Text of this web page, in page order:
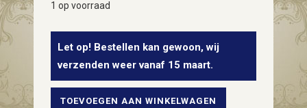
1 op voorraad
Let op! Bestellen kan gewoon, wij
verzenden weer vanaf 15 maart.
Antieke
TOEVOEGEN AAN WINKELWAGEN